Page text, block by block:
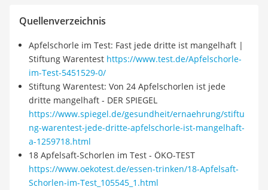
Quellenverzeichnis
Apfelschorle im Test: Fast jede dritte ist mangelhaft |
Stiftung Warentest https://www.test.de/Apfelschorle-
im-Test-5451529-0/
Stiftung Warentest: Von 24 Apfelschorlen ist jede
dritte mangelhaft - DER SPIEGEL
https://www.spiegel.de/gesundheit/ernaehrung/stiftu
ng-warentest-jede-dritte-apfelschorle-ist-mangelhaft-
a-1259718.html
18 Apfelsaft-Schorlen im Test - ÖKO-TEST
https://www.oekotest.de/essen-trinken/18-Apfelsaft-
Schorlen-im-Test_105545_1.html